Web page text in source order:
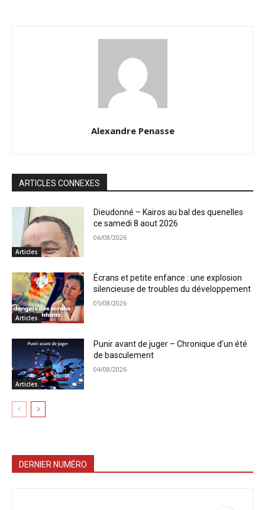
Alexandre Penasse
ARTICLES CONNEXES
Articles
Dieudonné – Kairos au bal des quenelles
ce samedi 8 aout 2026
06/08/2026
Articles
Écrans et petite enfance : une explosion
silencieuse de troubles du développement
05/08/2026
Articles
Punir avant de juger – Chronique d’un été
de basculement
04/08/2026
DERNIER NUMÉRO